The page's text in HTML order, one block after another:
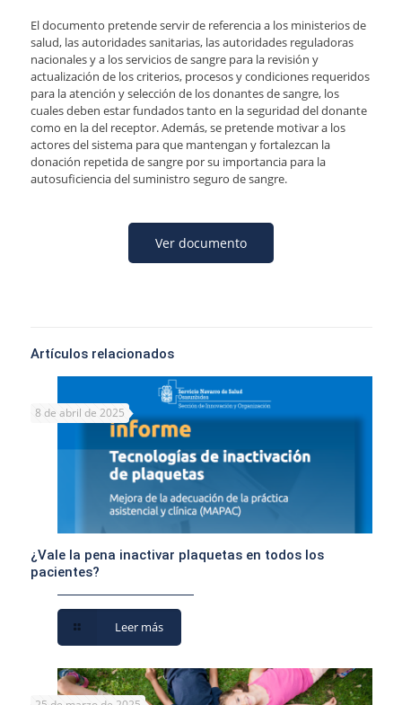
El documento pretende servir de referencia a los ministerios de
salud, las autoridades sanitarias, las autoridades reguladoras
nacionales y a los servicios de sangre para la revisión y
actualización de los criterios, procesos y condiciones requeridos
para la atención y selección de los donantes de sangre, los
cuales deben estar fundados tanto en la seguridad del donante
como en la del receptor. Además, se pretende motivar a los
actores del sistema para que mantengan y fortalezcan la
donación repetida de sangre por su importancia para la
autosuficiencia del suministro seguro de sangre.
Ver documento
Artículos relacionados
8 de abril de 2025
¿Vale la pena inactivar plaquetas en todos los
pacientes?
Leer más